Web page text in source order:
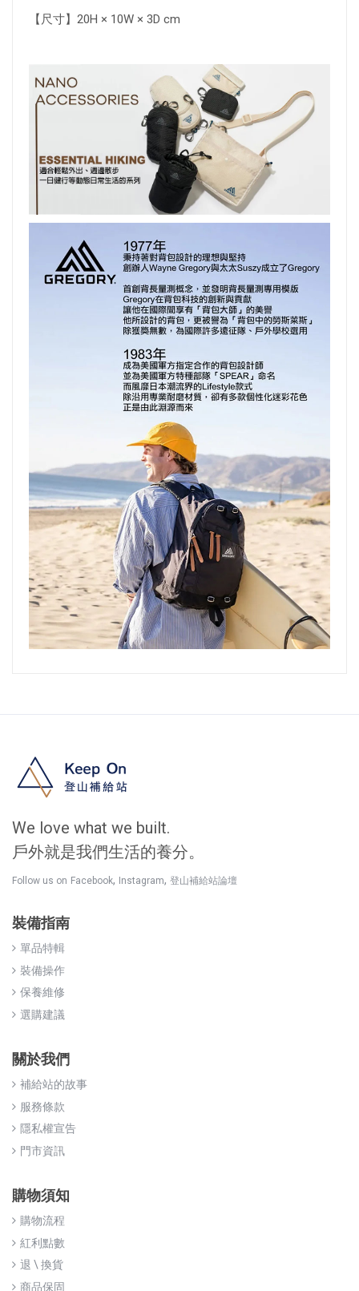
【尺寸】20H × 10W × 3D cm
We love what we built.
戶外就是我們生活的養分。
Follow us on Facebook, Instagram, 登山補給站論壇
裝備指南
單品特輯
裝備操作
保養維修
選購建議
關於我們
補給站的故事
服務條款
隱私權宣告
門市資訊
購物須知
購物流程
紅利點數
退 \ 換貨
商品保固